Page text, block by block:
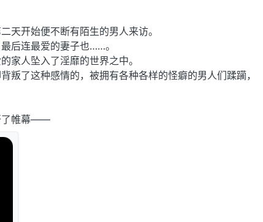
天开始便不断有陌生的男人来访。
后连最爱的妻子也……。
家人坠入了淫靡的世界之中。
叛了这种感情的，被拥有各种各样的怪癖的男人们蹂躏，
了帷幕——